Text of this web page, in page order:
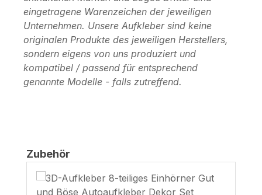
eingetragene Warenzeichen der jeweiligen
Unternehmen. Unsere Aufkleber sind keine
originalen Produkte des jeweiligen Herstellers,
sondern eigens von uns produziert und
kompatibel / passend für entsprechend
genannte Modelle - falls zutreffend.
Produktgalerie überspringen
Zubehör